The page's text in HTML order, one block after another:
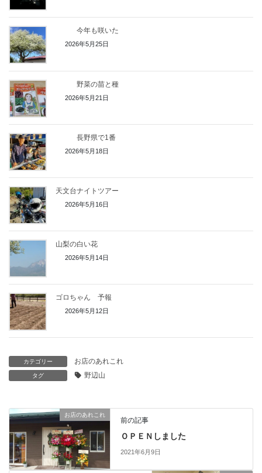
今年も咲いた
2026年5月25日
野菜の苗と種
2026年5月21日
長野県で1番
2026年5月18日
天文台ナイトツアー
2026年5月16日
山梨の白い花
2026年5月14日
ゴロちゃん 予報
2026年5月12日
カテゴリー お店のあれこれ
タグ 野辺山
お店のあれこれ
前の記事
ＯＰＥＮしました
2021年6月9日